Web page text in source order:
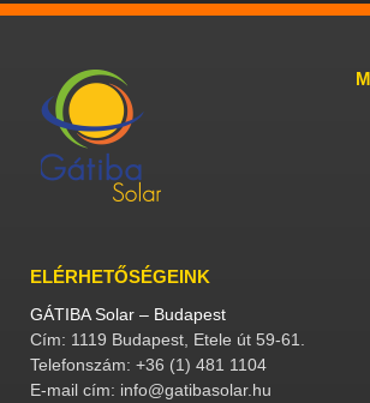
ELÉRHETŐSÉGEINK
GÁTIBA Solar – Budapest
Cím: 1119 Budapest, Etele út 59-61.
Telefonszám: +36 (1) 481 1104
E-mail cím: info@gatibasolar.hu